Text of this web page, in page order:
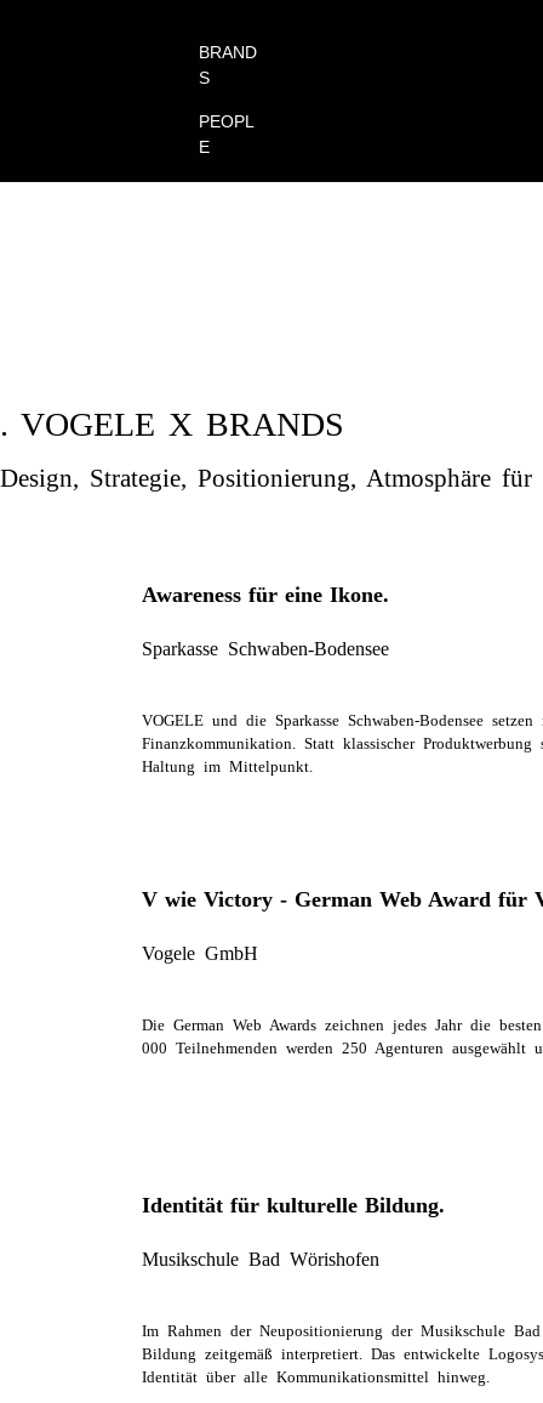
BRAND
S
PEOPL
E
. VOGELE X BRANDS
Design, Strategie, Positionierung, Atmosphäre
Awareness für eine Ikone.
Sparkasse Schwaben-Bodensee
VOGELE und die Sparkasse Schwaben-Bodensee
Finanzkommunikation. Statt klassischer
Haltung im Mittelpunkt.
V wie Victory - German Web Award für
Vogele GmbH
Die German Web Awards zeichnen jedes Jahr die
000 Teilnehmenden werden 250 Agenturen ausgewählt
Identität für kulturelle Bildung.
Musikschule Bad Wörishofen
Im Rahmen der Neupositionierung der Musikschule
Bildung zeitgemäß interpretiert. Das entwickelte
Identität über alle Kommunikationsmittel hinweg.